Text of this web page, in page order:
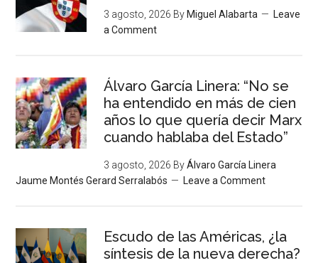
3 agosto, 2026 By Miguel Alabarta
Leave
a Comment
Álvaro García Linera: “No se
ha entendido en más de cien
años lo que quería decir Marx
cuando hablaba del Estado”
3 agosto, 2026 ByÁlvaro García Linera
Jaume Montés Gerard Serralabós
Leave a Comment
Escudo de las Américas, ¿la
síntesis de la nueva derecha?